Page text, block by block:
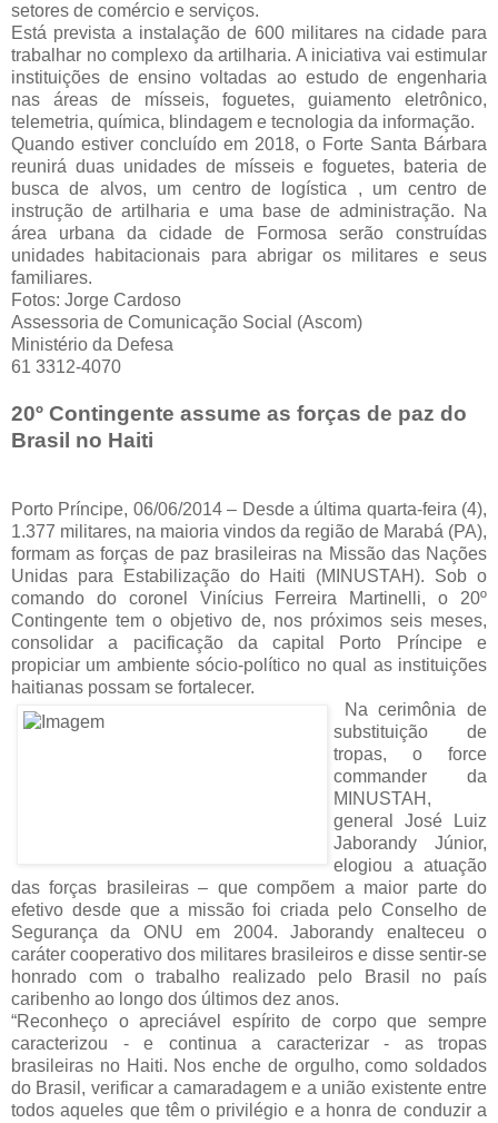
setores de comércio e serviços.
Está prevista a instalação de 600 militares na cidade para
trabalhar no complexo da artilharia. A iniciativa vai estimular
instituições de ensino voltadas ao estudo de engenharia
nas áreas de mísseis, foguetes, guiamento eletrônico,
telemetria, química, blindagem e tecnologia da informação.
Quando estiver concluído em 2018, o Forte Santa Bárbara
reunirá duas unidades de mísseis e foguetes, bateria de
busca de alvos, um centro de logística , um centro de
instrução de artilharia e uma base de administração. Na
área urbana da cidade de Formosa serão construídas
unidades habitacionais para abrigar os militares e seus
familiares.
Fotos: Jorge Cardoso
Assessoria de Comunicação Social (Ascom)
Ministério da Defesa
61 3312-4070
20º Contingente assume as forças de paz do
Brasil no Haiti
Porto Príncipe, 06/06/2014 – Desde a última quarta-feira (4),
1.377 militares, na maioria vindos da região de Marabá (PA),
formam as forças de paz brasileiras na Missão das Nações
Unidas para Estabilização do Haiti (MINUSTAH). Sob o
comando do coronel Vinícius Ferreira Martinelli, o 20º
Contingente tem o objetivo de, nos próximos seis meses,
consolidar a pacificação da capital Porto Príncipe e
propiciar um ambiente sócio-político no qual as instituições
haitianas possam se fortalecer.
Na cerimônia de
substituição de
tropas, o force
commander da
MINUSTAH,
general José Luiz
Jaborandy Júnior,
elogiou a atuação
das forças brasileiras – que compõem a maior parte do
efetivo desde que a missão foi criada pelo Conselho de
Segurança da ONU em 2004. Jaborandy enalteceu o
caráter cooperativo dos militares brasileiros e disse sentir-se
honrado com o trabalho realizado pelo Brasil no país
caribenho ao longo dos últimos dez anos.
“Reconheço o apreciável espírito de corpo que sempre
caracterizou - e continua a caracterizar - as tropas
brasileiras no Haiti. Nos enche de orgulho, como soldados
do Brasil, verificar a camaradagem e a união existente entre
todos aqueles que têm o privilégio e a honra de conduzir a